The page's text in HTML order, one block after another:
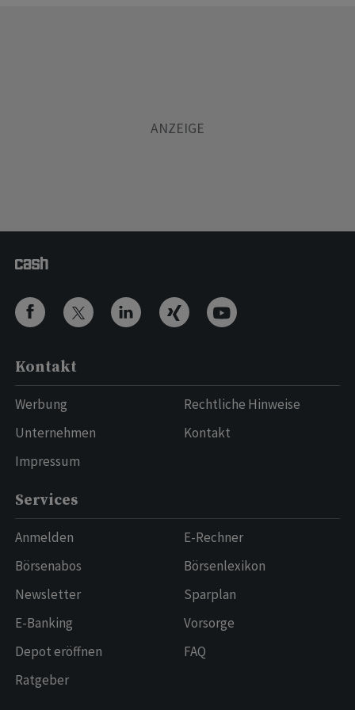
Kontakt
Werbung
Unternehmen
Impressum
Rechtliche Hinweise
Kontakt
Services
Anmelden
Börsenabos
Newsletter
E-Banking
Depot eröffnen
Ratgeber
E-Rechner
Börsenlexikon
Sparplan
Vorsorge
FAQ